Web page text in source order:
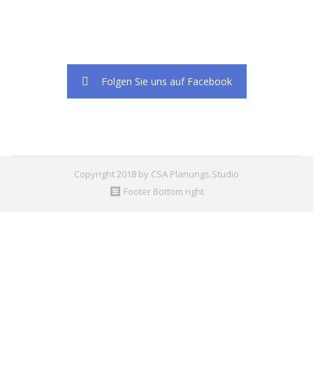
Folgen Sie uns auf Facebook
Copyright 2018 by CSA Planungs.Studio
Footer Bottom right